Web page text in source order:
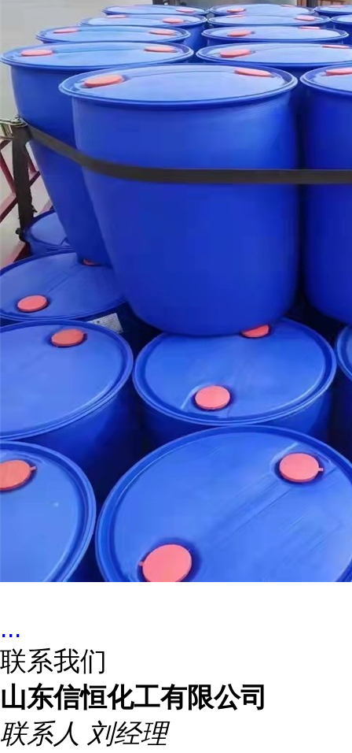
...
联系我们
山东信恒化工有限公司
联系人 刘经理